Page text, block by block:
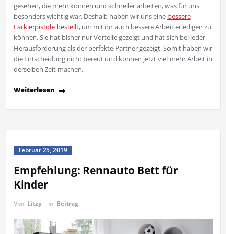
gesehen, die mehr können und schneller arbeiten, was für uns
besonders wichtig war. Deshalb haben wir uns eine bessere
Lackierpistole bestellt, um mit ihr auch bessere Arbeit erledigen zu
können. Sie hat bisher nur Vorteile gezeigt und hat sich bei jeder
Herausforderung als der perfekte Partner gezeigt. Somit haben wir
die Entscheidung nicht bereut und können jetzt viel mehr Arbeit in
derselben Zeit machen.
Weiterlesen
Februar 25, 2019
Empfehlung: Rennauto Bett für
Kinder
Von Litzy in Beitrag